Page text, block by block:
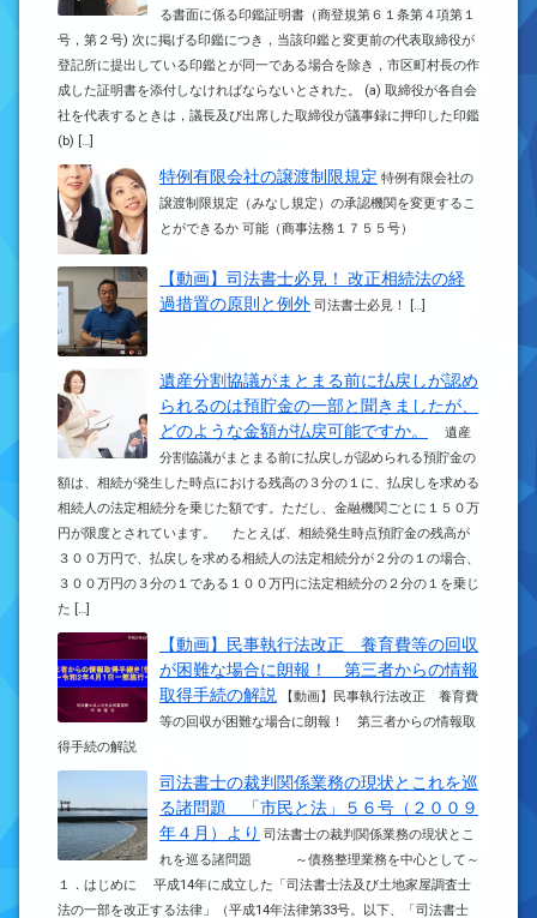
る書面に係る印鑑証明書（商登規第６１条第４項第１
号，第２号) 次に掲げる印鑑につき，当該印鑑と変更前の代表取締役が
登記所に提出している印鑑とが同一である場合を除き，市区町村長の作
成した証明書を添付しなければならないとされた。 (a) 取締役が各自会
社を代表するときは，議長及び出席した取締役が議事録に押印した印鑑
(b) […]
特例有限会社の譲渡制限規定 特例有限会社の
譲渡制限規定（みなし規定）の承認機関を変更するこ
とができるか 可能（商事法務１７５５号）
【動画】司法書士必見！ 改正相続法の経
過措置の原則と例外 司法書士必見！ […]
遺産分割協議がまとまる前に払戻しが認め
られるのは預貯金の一部と聞きましたが、
どのような金額が払戻可能ですか。
遺産
分割協議がまとまる前に払戻しが認められる預貯金の
額は、相続が発生した時点における残高の３分の１に、払戻しを求める
相続人の法定相続分を乗じた額です。ただし、金融機関ごとに１５０万
円が限度とされています。 たとえば、相続発生時点預貯金の残高が
３００万円で、払戻しを求める相続人の法定相続分が２分の１の場合、
３００万円の３分の１である１００万円に法定相続分の２分の１を乗じ
た […]
【動画】民事執行法改正 養育費等の回収
が困難な場合に朗報！ 第三者からの情報
取得手続の解説
【動画】民事執行法改正 養育費
等の回収が困難な場合に朗報！ 第三者からの情報取
得手続の解説
司法書士の裁判関係業務の現状とこれを巡
る諸問題 「市民と法」５６号（２００９
年４月）より 司法書士の裁判関係業務の現状とこ
れを巡る諸問題 ～債務整理業務を中心として～
１．はじめに 平成14年に成立した「司法書士法及び土地家屋調査士
法の一部を改正する法律」（平成14年法律第33号。以下、「司法書士